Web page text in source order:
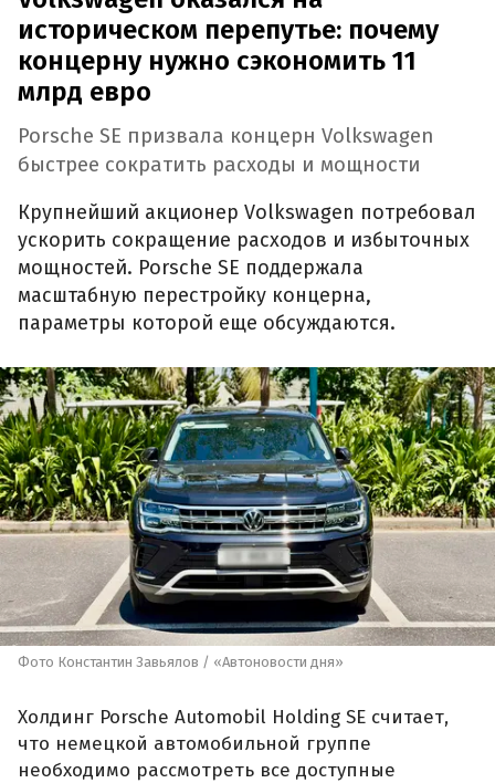
историческом перепутье: почему
концерну нужно сэкономить 11
млрд евро
Porsche SE призвала концерн Volkswagen
быстрее сократить расходы и мощности
Крупнейший акционер Volkswagen потребовал
ускорить сокращение расходов и избыточных
мощностей. Porsche SE поддержала
масштабную перестройку концерна,
параметры которой еще обсуждаются.
Фото Константин Завьялов / «Автоновости дня»
Холдинг Porsche Automobil Holding SE считает,
что немецкой автомобильной группе
необходимо рассмотреть все доступные